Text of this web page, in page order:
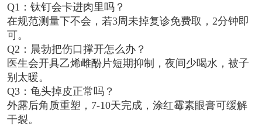
Q1：钛钉会卡进肉里吗？
在规范测量下不会，若3周未掉复诊免费取，2分钟即
可。
Q2：晨勃把伤口撑开怎么办？
医生会开具乙烯雌酚片短期抑制，夜间少喝水，被子
别太暖。
Q3：龟头掉皮正常吗？
外露后角质重塑，7-10天完成，涂红霉素眼膏可缓解
干裂。